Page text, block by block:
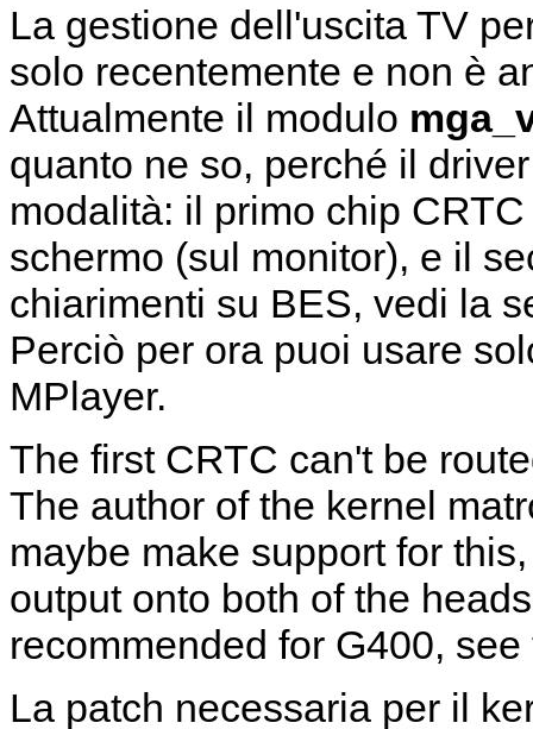
La gestione dell'uscita TV
solo recentemente e non è
Attualmente il modulo
quanto ne so, perché il
modalità: il primo chip
schermo (sul monitor), e il
chiarimenti su BES, vedi la
Perciò per ora puoi usare
MPlayer.
The first CRTC can't be
The author of the kernel
maybe make support for
output onto both of the
recommended for G400,
La patch necessaria per il